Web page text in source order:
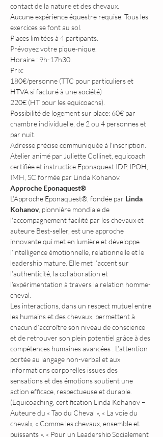
contact de la nature et des chevaux.
Aucune expérience équestre requise. Tous les
exercices se font au sol.
Places limitées à 4 partipants.
Prévoyez votre pique-nique.
Horaire : 9h-17h30.
Prix:
180€/personne (TTC pour particuliers et
HTVA si facturé à une société)
220€ (HT pour les equicoachs).
Possibilité de logement sur place: 60€ par
chambre individuelle, de 2 ou 4 personnes et
par nuit.
Adresse précise communiquée à l'inscription.
Atelier animé par Juliette Collinet, equicoach
certifiée et instructice Eponaquest IDP, IPOH,
IMH, SC formée par Linda Kohanov.
Approche Eponaquest®
L’Approche Eponaquest®, fondée par Linda
Kohanov, pionnière mondiale de
l'accompagnement facilité par les chevaux et
auteure Best-seller, est une approche
innovante qui met en lumière et développe
l’intelligence émotionnelle, relationnelle et le
leadership mature. Elle met l’accent sur
l’authenticité, la collaboration et
l’expérimentation à travers la relation homme-
cheval.
Les interactions, dans un respect mutuel entre
les humains et des chevaux, permettent à
chacun d’accroître son niveau de conscience
et de retrouver son plein potentiel grâce à des
compétences humaines avancées : L’attention
portée au langage non-verbal et aux
informations corporelles issues des
sensations et des émotions soutient une
action efficace, respectueuse et durable.
(Equicoaching, certification Linda Kohanov –
Auteure du « Tao du Cheval », « La voie du
cheval», « Comme les chevaux, ensemble et
puissants », « Pour un Leadership Socialement